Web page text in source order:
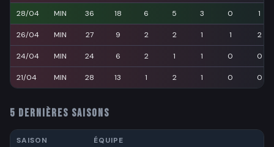
28/04 MIN 36 18 6 5 3 0 1
26/04 MIN 27 9 2 2 1 1 2
24/04 MIN 24 6 2 1 1 0 0
21/04 MIN 28 13 1 2 1 0 0
5 DERNIÈRES SAISONS
SAISON ÉQUIPE